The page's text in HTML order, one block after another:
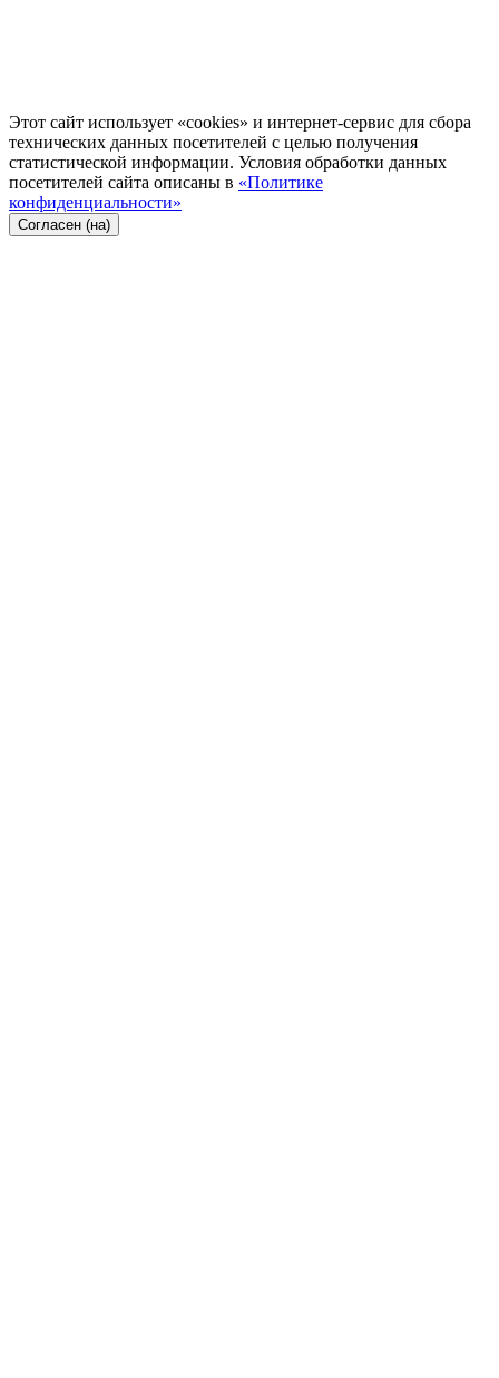
Этот сайт использует «cookies» и интернет-сервис для сбора
технических данных посетителей с целью получения
статистической информации. Условия обработки данных
посетителей сайта описаны в «Политике
конфиденциальности»
Согласен (на)